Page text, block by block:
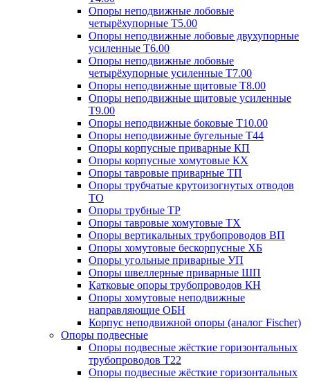
Опоры неподвижные лобовые
четырёхупорные Т5.00
Опоры неподвижные лобовые двухупорные
усиленные Т6.00
Опоры неподвижные лобовые
четырёхупорные усиленные Т7.00
Опоры неподвижные щитовые Т8.00
Опоры неподвижные щитовые усиленные
Т9.00
Опоры неподвижные боковые Т10.00
Опоры неподвижные бугельные Т44
Опоры корпусные приварные КП
Опоры корпусные хомутовые КХ
Опоры тавровые приварные ТП
Опоры трубчатые крутоизогнутых отводов
ТО
Опоры трубные ТР
Опоры тавровые хомутовые ТХ
Опоры вертикальных трубопроводов ВП
Опоры хомутовые бескорпусные ХБ
Опоры угольные приварные УП
Опоры швеллерные приварные ШП
Катковые опоры трубопроводов КН
Опоры хомутовые неподвижные
направляющие ОБН
Корпус неподвижной опоры (аналог Fischer)
Опоры подвесные
Опоры подвесные жёсткие горизонтальных
трубопроводов Т22
Опоры подвесные жёсткие горизонтальных